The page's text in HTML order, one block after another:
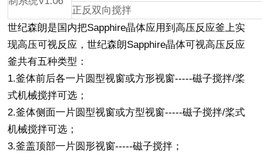
正反双向搅拌
世纪森朗是国内把Sapphire晶体应用到高压反应釜上实
现高压可视反应，世纪森朗Sapphire晶体可视高压反应
釜共有五种类型：
1.釜体前后各一片圆型视窗或方形视窗-----磁子搅拌/桨
式机械搅拌可选；
2.釜体侧面一片圆型视窗或方型视窗-----磁子搅拌/桨式
机械搅拌可选；
3.釜盖顶部一片圆形视窗-----磁子搅拌；